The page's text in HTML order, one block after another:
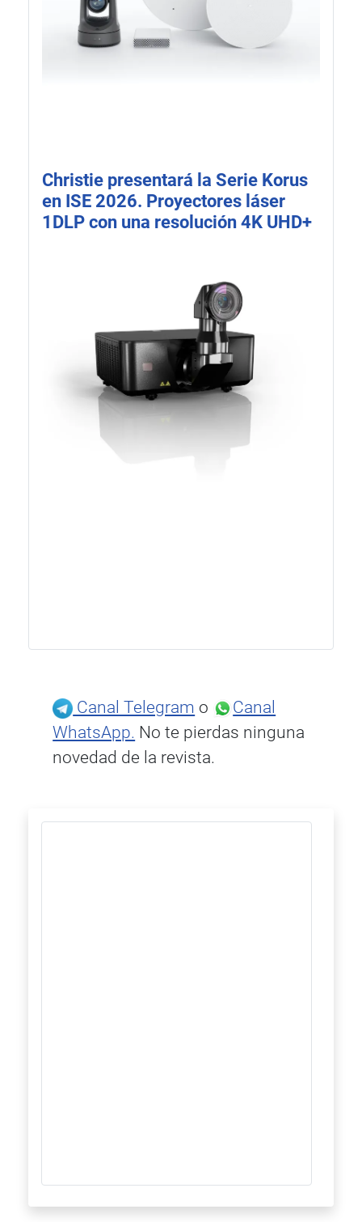
Christie presentará la Serie Korus
en ISE 2026. Proyectores láser
1DLP con una resolución 4K UHD+
Canal Telegram o
Canal
WhatsApp. No te pierdas ninguna
novedad de la revista.